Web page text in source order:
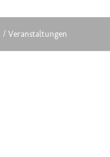
/ Veranstaltungen